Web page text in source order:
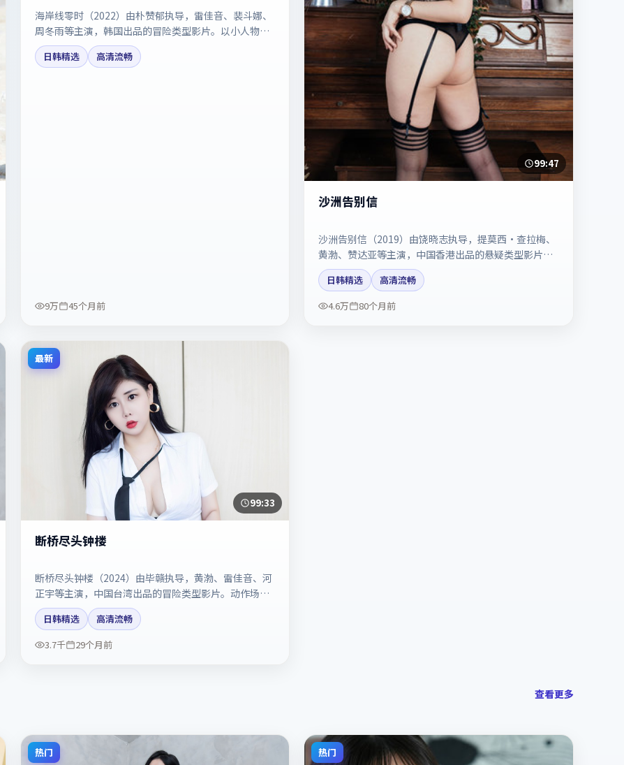
海岸线零时（2022）由朴赞郁执导，雷佳音、裴斗娜、
周冬雨等主演，韩国出品的冒险类型影片。以小人物视
角折射时代切片。剧情简介与主创信息可供检索参考，
上映日期以片方资料为准。
日韩精选 高清流畅
9万 45个月前
99:47
沙洲告别信
沙洲告别信（2019）由饶晓志执导，提莫西·查拉梅、
黄渤、赞达亚等主演，中国香港出品的悬疑类型影片。
配乐与剪辑强化了宿命感。剧情简介与主创信息可供检
索参考，上映日期以片方资料为准。
日韩精选
高清流畅
4.6万
80个月前
最新
99:33
断桥尽头钟楼
断桥尽头钟楼（2024）由毕赣执导，黄渤、雷佳音、河
正宇等主演，中国台湾出品的冒险类型影片。动作场面
与情感戏比例拿捏得当。剧情简介与主创信息可供检索
参考，上映日期以片方资料为准。
日韩精选
高清流畅
3.7千
29个月前
查看更多
热门 热门